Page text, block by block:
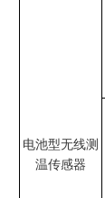
电池型无线测
温传感器